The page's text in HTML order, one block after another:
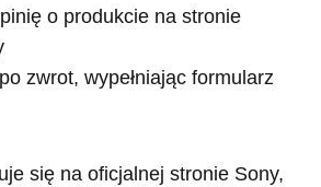
o produkcie na stronie
zwrot, wypełniając formularz
się na oficjalnej stronie Sony,